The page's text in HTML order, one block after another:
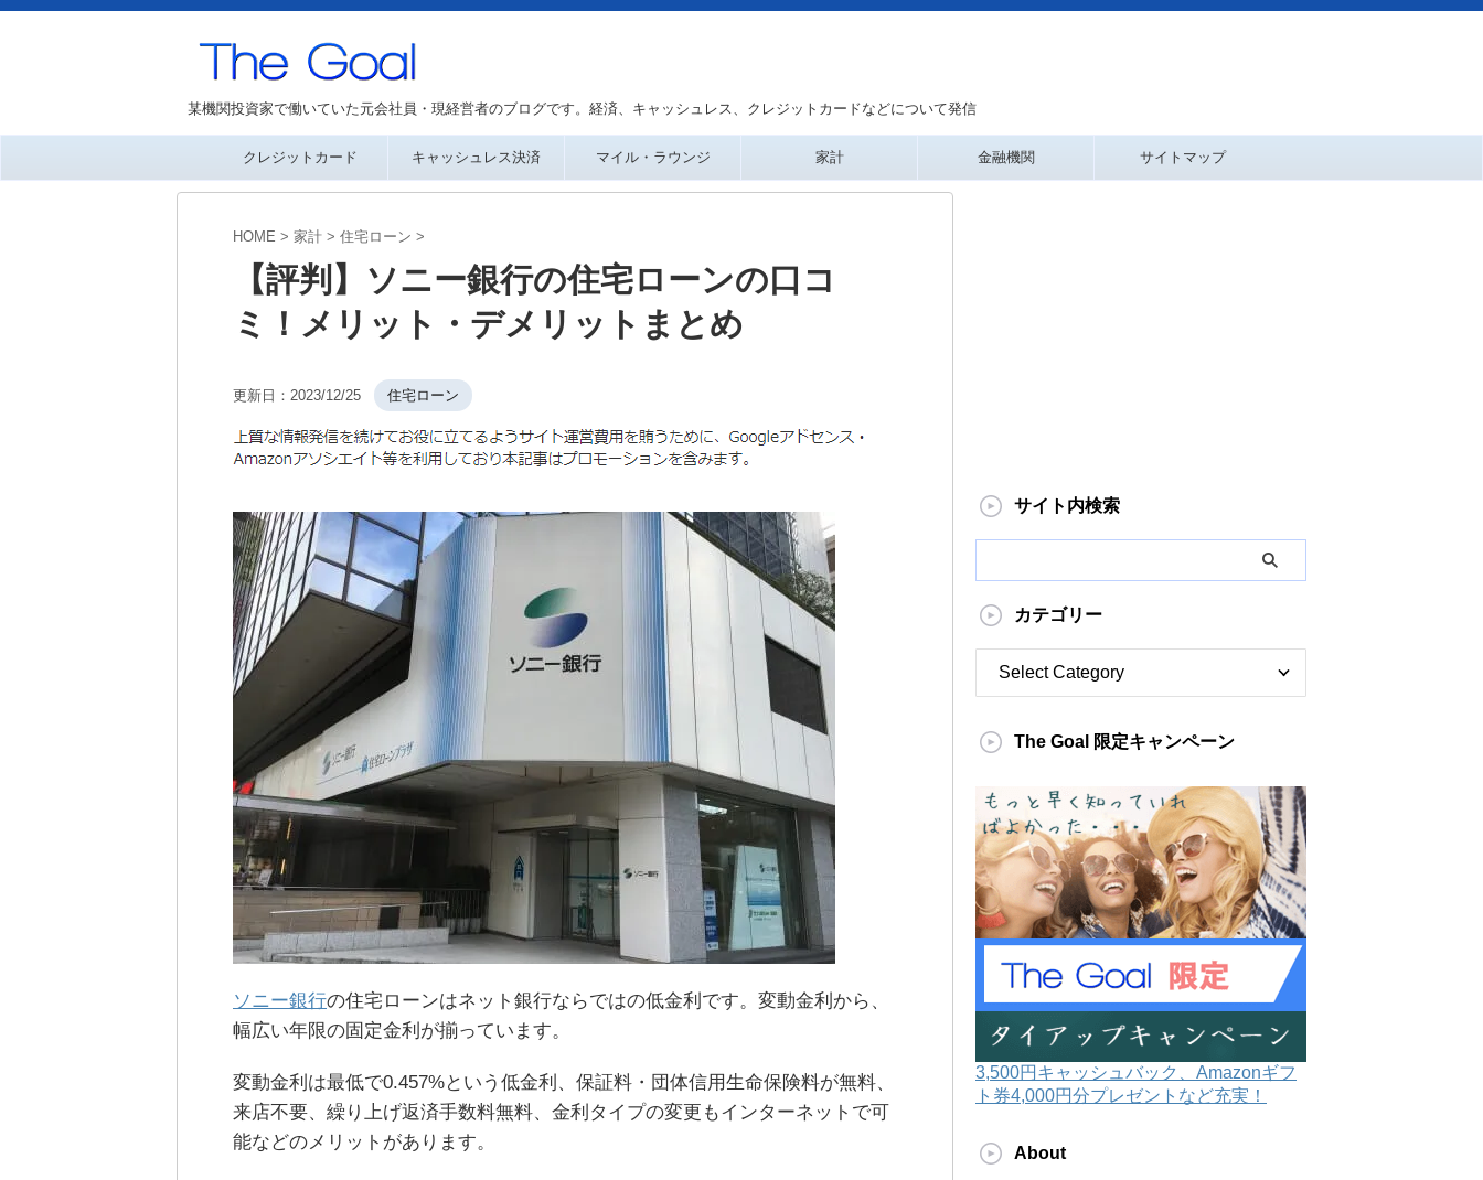
某機関投資家で働いていた元会社員・現経営者のブログです。経済、キャッシュレス、クレジットカードなどについて発信
クレジットカード キャッシュレス決済 マイル・ラウンジ 家計 金融機関 サイトマップ
HOME > 家計 > 住宅ローン >
【評判】ソニー銀行の住宅ローンの口コ
ミ！メリット・デメリットまとめ
更新日： 2023/12/25 住宅ローン
ソニー銀行の住宅ローンはネット銀行ならではの低金利です。変動金利から、
幅広い年限の固定金利が揃っています。
変動金利は最低で0.457%という低金利、保証料・団体信用生命保険料が無料、
来店不要、繰り上げ返済手数料無料、金利タイプの変更もインターネットで可
能などのメリットがあります。
サイト内検索
カテゴリー
The Goal 限定キャンペーン
3,500円キャッシュバック、Amazonギフ
ト券4,000円分プレゼントなど充実！
About